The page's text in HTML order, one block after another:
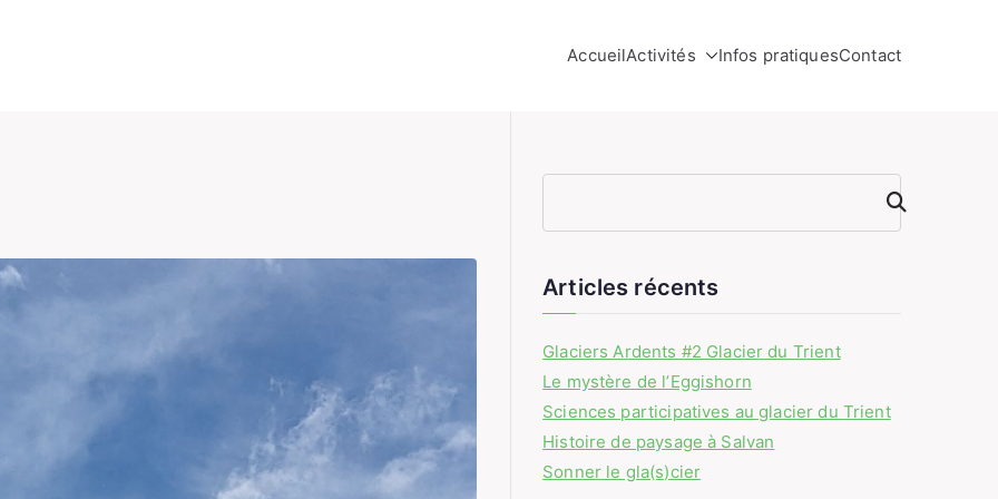
AccueilActivités Infos pratiquesContact
Articles récents
Glaciers Ardents #2 Glacier du Trient
Le mystère de l’Eggishorn
Sciences participatives au glacier du Trient
Histoire de paysage à Salvan
Sonner le gla(s)cier